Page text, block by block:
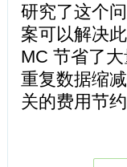
研究了这个
案可以解决
MC 节省了
重复数据缩
关的费用节